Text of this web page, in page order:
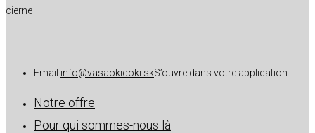
Email:info@vasaokidoki.skS’ouvre dans votre application
Notre offre
Pour qui sommes-nous là